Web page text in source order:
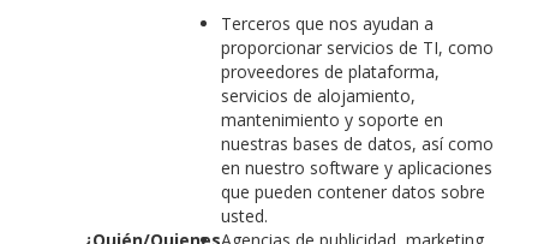
Terceros que nos ayudan a
proporcionar servicios de TI, como
proveedores de plataforma,
servicios de alojamiento,
mantenimiento y soporte en
nuestras bases de datos, así como
en nuestro software y aplicaciones
que pueden contener datos sobre
usted.